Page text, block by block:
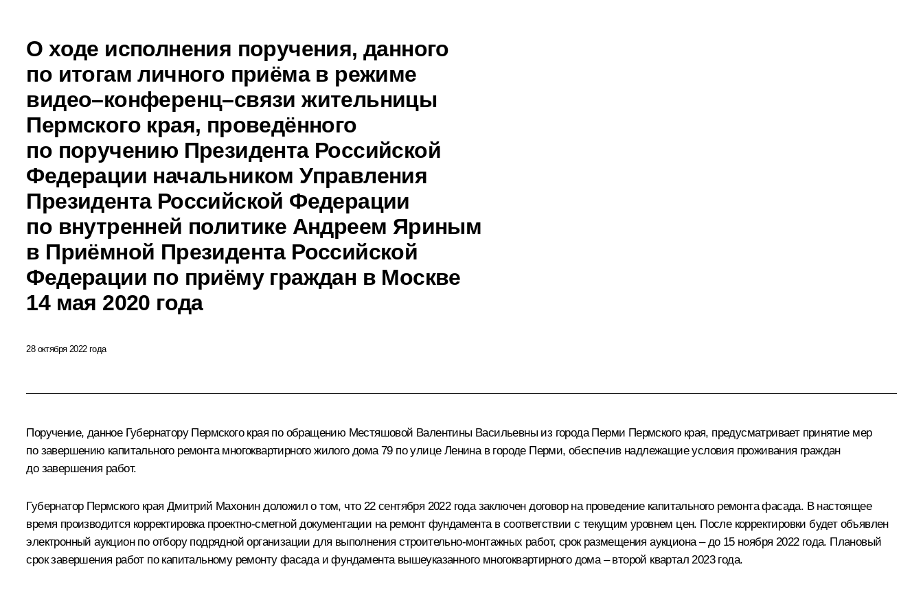
О ходе исполнения поручения, данного
по итогам личного приёма в режиме
видео–конференц–связи жительницы
Пермского края, проведённого
по поручению Президента Российской
Федерации начальником Управления
Президента Российской Федерации
по внутренней политике Андреем Яриным
в Приёмной Президента Российской
Федерации по приёму граждан в Москве
14 мая 2020 года
28 октября 2022 года
Поручение, данное Губернатору Пермского края по обращению Местяшовой Валентины Васильевны из города Перми Пермского края, предусматривает принятие мер
по завершению капитального ремонта многоквартирного жилого дома 79 по улице Ленина в городе Перми, обеспечив надлежащие условия проживания граждан
до завершения работ.
Губернатор Пермского края Дмитрий Махонин доложил о том, что 22 сентября 2022 года заключен договор на проведение капитального ремонта фасада. В настоящее
время производится корректировка проектно-сметной документации на ремонт фундамента в соответствии с текущим уровнем цен. После корректировки будет объявлен
электронный аукцион по отбору подрядной организации для выполнения строительно-монтажных работ, срок размещения аукциона – до 15 ноября 2022 года. Плановый
срок завершения работ по капитальному ремонту фасада и фундамента вышеуказанного многоквартирного дома – второй квартал 2023 года.